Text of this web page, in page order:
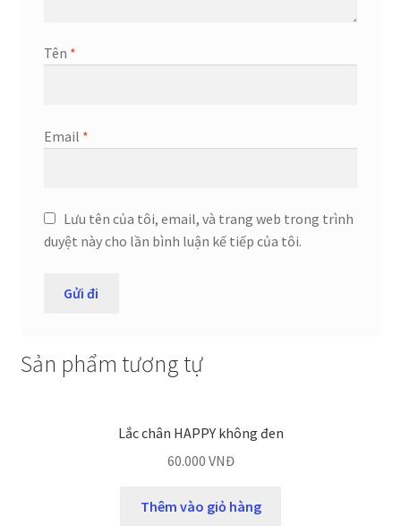
Tên *
Email *
Lưu tên của tôi, email, và trang web trong trình
duyệt này cho lần bình luận kế tiếp của tôi.
Sản phẩm tương tự
Lắc chân HAPPY không đen
60.000 VNĐ
Thêm vào giỏ hàng